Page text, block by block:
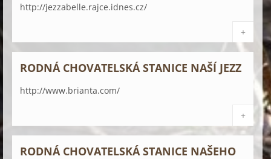
http://jezzabelle.rajce.idnes.cz/
+
RODNÁ CHOVATELSKÁ STANICE NAŠÍ JEZZ
http://www.brianta.com/
+
RODNÁ CHOVATELSKÁ STANICE NAŠEHO